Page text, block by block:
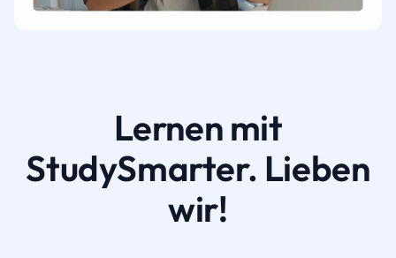
Lernen mit
StudySmarter. Lieben
wir!